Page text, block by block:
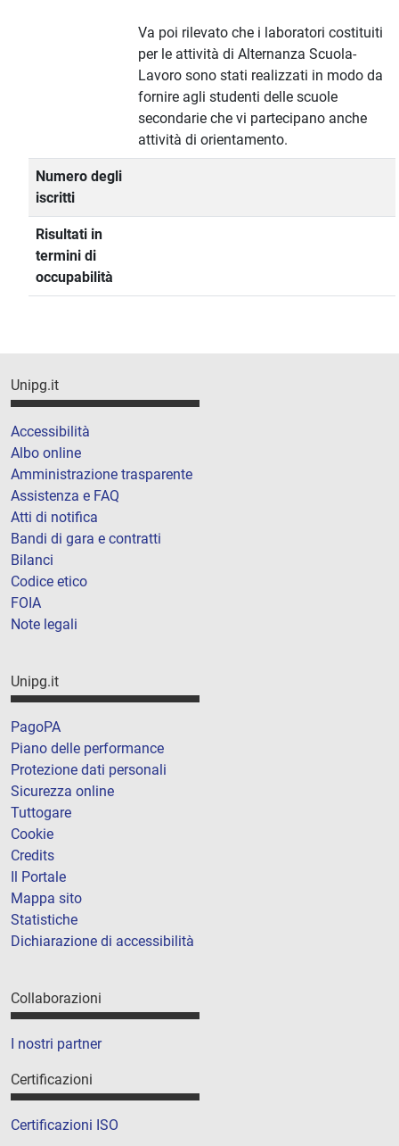
Va poi rilevato che i laboratori costituiti
per le attività di Alternanza Scuola-
Lavoro sono stati realizzati in modo da
fornire agli studenti delle scuole
secondarie che vi partecipano anche
attività di orientamento.
Numero degli
iscritti
Risultati in
termini di
occupabilità
Unipg.it
Accessibilità
Albo online
Amministrazione trasparente
Assistenza e FAQ
Atti di notifica
Bandi di gara e contratti
Bilanci
Codice etico
FOIA
Note legali
Unipg.it
PagoPA
Piano delle performance
Protezione dati personali
Sicurezza online
Tuttogare
Cookie
Credits
Il Portale
Mappa sito
Statistiche
Dichiarazione di accessibilità
Collaborazioni
I nostri partner
Certificazioni
Certificazioni ISO